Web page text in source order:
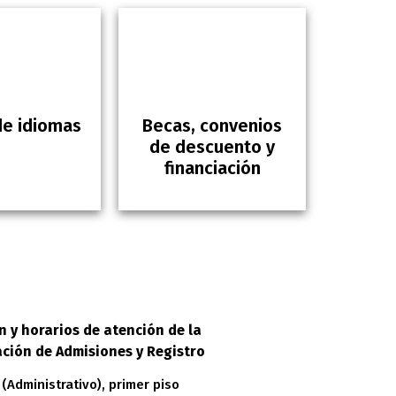
idiomas
Becas, convenios
de descuento y
financiación
y horarios de atención de la
de Admisiones y Registro
(Administrativo), primer piso